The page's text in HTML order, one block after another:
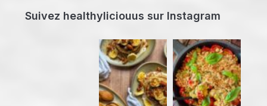
Suivez healthyliciouus sur Instagram